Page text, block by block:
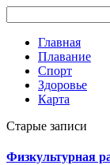
Главная
Плавание
Спорт
Здоровье
Карта
Старые записи
Физкультурная